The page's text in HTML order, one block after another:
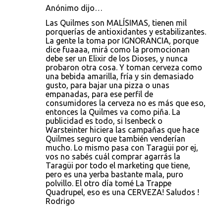
Anónimo dijo…
Las Quilmes son MALÍSIMAS, tienen mil
porquerías de antioxidantes y estabilizantes.
La gente la toma por IGNORANCIA, porque
dice fuaaaa, mirá como la promocionan
debe ser un Elixir de los Dioses, y nunca
probaron otra cosa. Y toman cerveza como
una bebida amarilla, fría y sin demasiado
gusto, para bajar una pizza o unas
empanadas, para ese perfil de
consumidores la cerveza no es más que eso,
entonces la Quilmes va como piña. La
publicidad es todo, si Isenbeck o
Warsteinter hiciera las campañas que hace
Quilmes seguro que también venderían
mucho. Lo mismo pasa con Taragüi por ej,
vos no sabés cuál comprar agarrás la
Taragüi por todo el marketing que tiene,
pero es una yerba bastante mala, puro
polvillo. El otro día tomé La Trappe
Quadrupel, eso es una CERVEZA! Saludos !
Rodrigo